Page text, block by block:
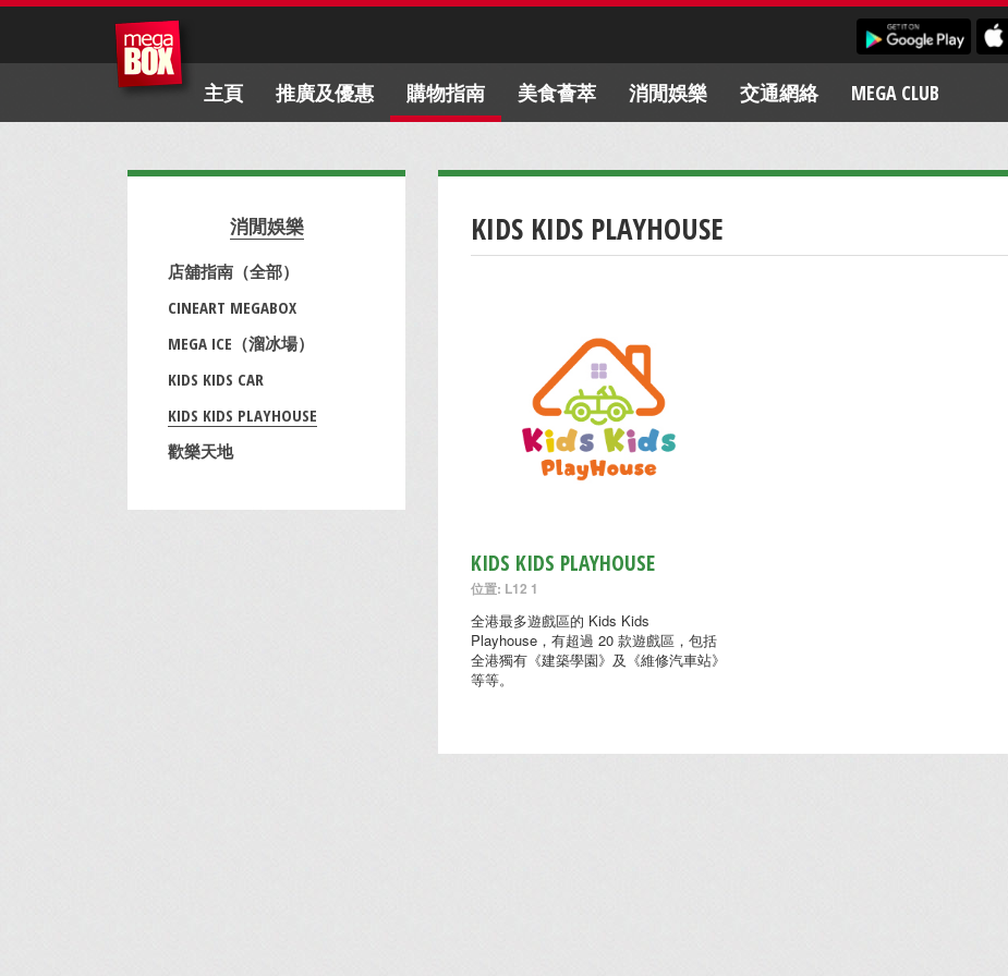
主頁 推廣及優惠 購物指南 美食薈萃 消閒娛樂 交通網絡 MEGA CLUB
消閒娛樂
店舖指南（全部）
CINEART MEGABOX
MEGA ICE（溜冰場）
KIDS KIDS CAR
KIDS KIDS PLAYHOUSE
歡樂天地
KIDS KIDS PLAYHOUSE
KIDS KIDS PLAYHOUSE
位置: L12 1
全港最多遊戲區的 Kids Kids
Playhouse，有超過 20 款遊戲區，包括
全港獨有《建築學園》及《維修汽車站》
等等。